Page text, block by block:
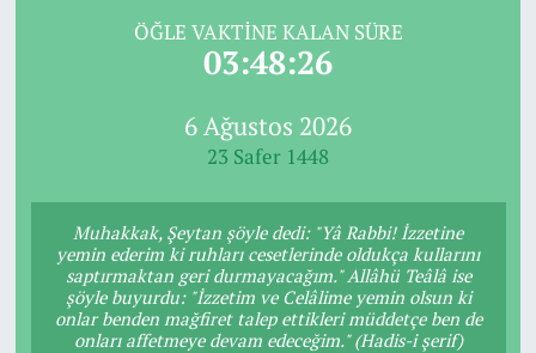
ÖĞLE VAKTINE KALAN SÜRE
03:48:26
6 Ağustos 2026
23 Safer 1448
Muhakkak, Şeytan şöyle dedi: "Yâ Rabbi! İzzetine
yemin ederim ki ruhları cesetlerinde oldukça kullarını
saptırmaktan geri durmayacağım." Allâhü Teâlâ ise
şöyle buyurdu: "İzzetim ve Celâlime yemin olsun ki
onlar benden mağfiret talep ettikleri müddetçe ben de
onları affetmeye devam edeceğim." (Hadis-i şerif)